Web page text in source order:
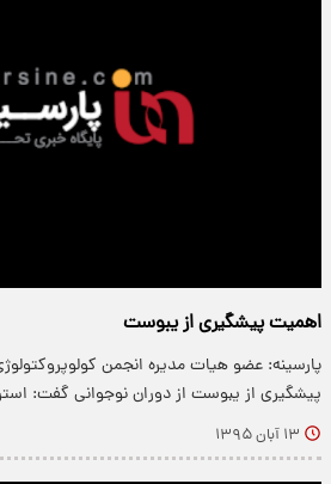
اهمیت پیشگیری از یبوست
پارسینه: عضو هیات مدیره انجمن
پیشگیری از یبوست از دوران نوجوانی گفت:
۱۳ آبان ۱۳۹۵